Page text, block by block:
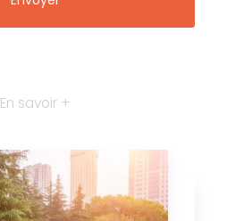
En savoir +